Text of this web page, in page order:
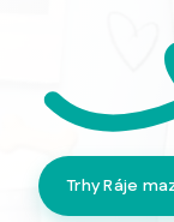
Trhy Ráje